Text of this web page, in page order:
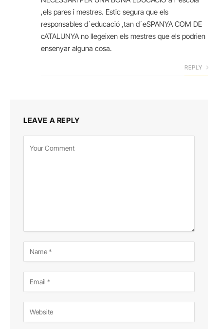
,els pares i mestres. Estic segura que els
responsables d´educació ,tan d´eSPANYA COM DE
cATALUNYA no llegeixen els mestres que els podrien
ensenyar alguna cosa.
REPLY
LEAVE A REPLY